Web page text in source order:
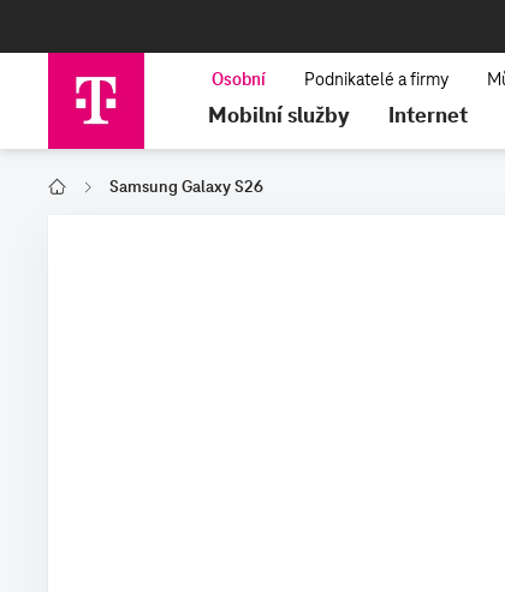
Mobilní služby Internet
T-Mobile Samsung Galaxy S26